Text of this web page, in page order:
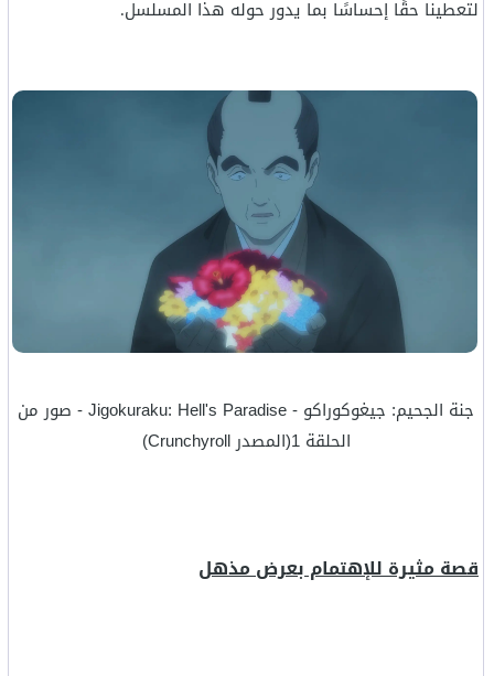
لتعطينا حقًا إحساسًا بما يدور حوله هذا المسلسل.
جنة الجحيم: جيغوكوراكو - Jigokuraku: Hell's Paradise - صور من
الحلقة 1(المصدر Crunchyroll)
قصة مثيرة للإهتمام بعرض مذهل